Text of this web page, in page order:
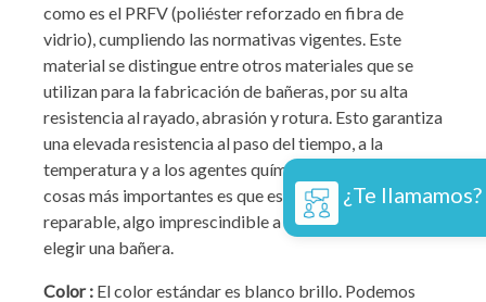
como es el PRFV (poliéster reforzado en fibra de
vidrio), cumpliendo las normativas vigentes. Este
material se distingue entre otros materiales que se
utilizan para la fabricación de bañeras, por su alta
resistencia al rayado, abrasión y rotura. Esto garantiza
una elevada resistencia al paso del tiempo, a la
temperatura y a los agentes químicos. Y una de las
cosas más importantes es que es un material
reparable, algo imprescindible a tener a cuenta al
elegir una bañera.
Color : El color estándar es blanco brillo. Podemos
¿Te llamamos?